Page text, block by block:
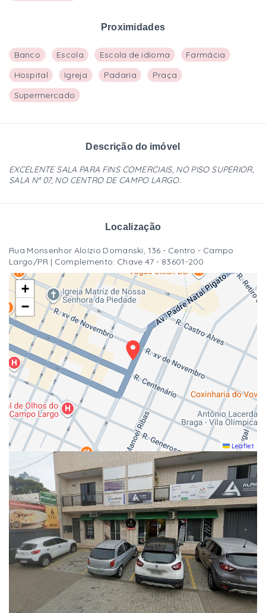
Proximidades
Banco Escola Escola de idioma
Farmácia
Hospital
Igreja Padaria
Praça
Supermercado
Descrição do imóvel
EXCELENTE SALA PARA FINS COMERCIAIS, NO PISO SUPERIOR,
SALA Nº 07, NO CENTRO DE CAMPO LARGO.
Localização
Rua Monsenhor Aloízio Domanski, 136 - Centro - Campo
Largo/PR | Complemento: Chave 47 - 83601-200
+
−
Leaflet